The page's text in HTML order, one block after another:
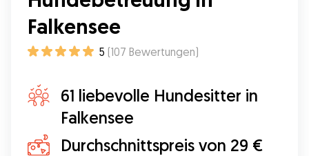
Falkensee
5 (107 Bewertungen)
61 liebevolle Hundesitter in
Falkensee
Durchschnittspreis von 29 €